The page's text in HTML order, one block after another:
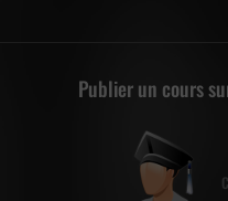
Publier un cours